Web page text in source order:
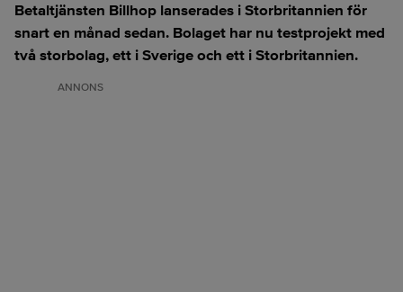
Betaltjänsten Billhop lanserades i Storbritannien för
snart en månad sedan. Bolaget har nu testprojekt med
två storbolag, ett i Sverige och ett i Storbritannien.
ANNONS